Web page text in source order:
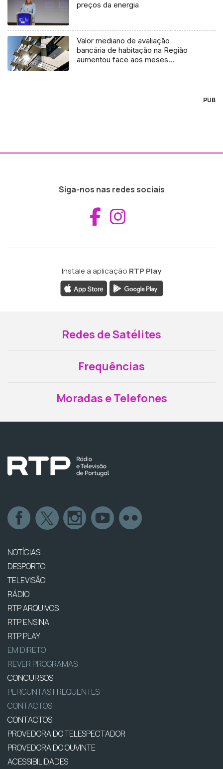
preços da energia
Valor mediano de avaliação
bancária de habitação na Região
aumentou face aos meses
PUB
Siga-nos nas redes sociais
Aceder ao
Instale a aplicação RTP Play
Redes de Satélites
Frequências
Moradas e Telefones
NOTÍCIAS
DESPORTO
TELEVISÃO
RÁDIO
RTP ARQUIVOS
RTP ENSINA
RTP PLAY
EM DIRETO
REVER PROGRAMAS
CONCURSOS
PERGUNTAS FREQUENTES
CONTACTOS
CONTACTOS
PROVEDORA DO TELESPECTADOR
PROVEDORA DO OUVINTE
ACESSIBILIDADES